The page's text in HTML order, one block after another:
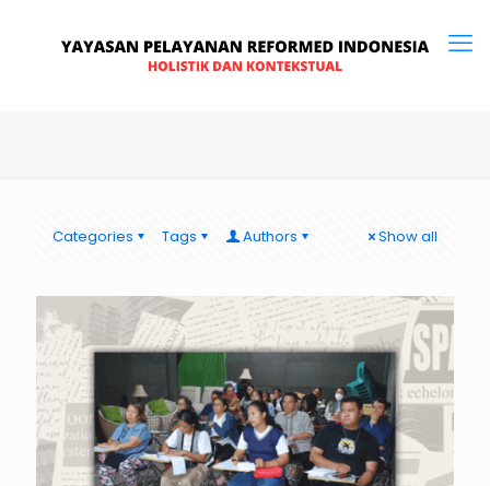
Categories Tags Authors Show all